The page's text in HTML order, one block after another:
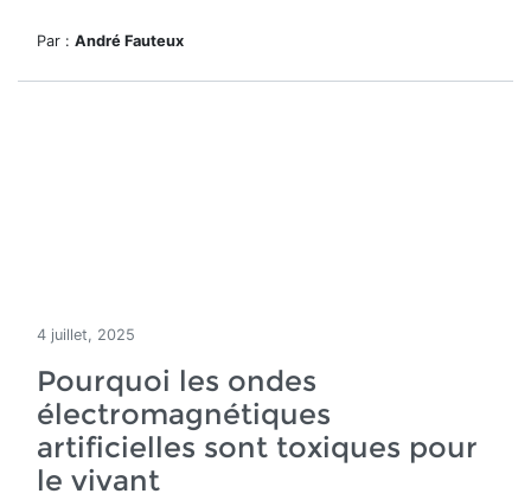
Par : André Fauteux
4 juillet, 2025
Pourquoi les ondes
électromagnétiques
artificielles sont toxiques pour
le vivant